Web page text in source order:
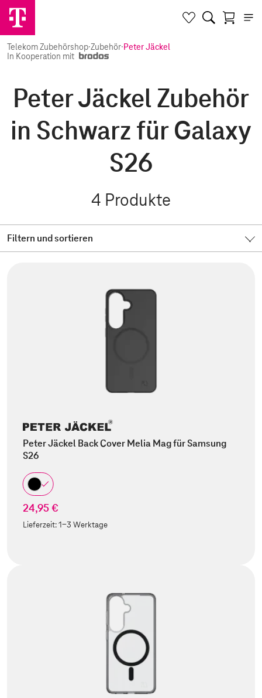
Telekom Zubehörshop·Zubehör·Peter Jäckel
In Kooperation mit
Peter Jäckel Zubehör
in Schwarz für Galaxy
S26
4 Produkte
Filtern und sortieren
Peter Jäckel Back Cover Melia Mag für Samsung
S26
24,95 €
Lieferzeit:1-3 Werktage